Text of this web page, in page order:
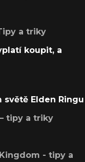
a triky
koupit, a
Elden Ringu
tipy a triky
- tipy a